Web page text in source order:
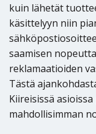
kuin lähetät
käsittelyyn niin
saamisen
reklamaatioiden
Tästä
Kiireisissä
mahdollisimman